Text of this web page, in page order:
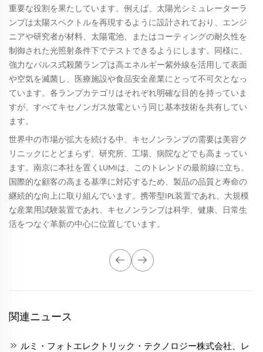
重要な役割を果たしています。例えば、太陽光シミュレーターラ
ンプは太陽スペクトルを再現するように設計されており、エンジ
ニアや研究者が材料、太陽電池、またはコーティングの耐久性を
制御された光照射条件下でテストできるようにします。同様に、
強力なパルス式殺菌ランプは高エネルギー紫外線を活用して表面
や空気を滅菌し、医療施設や食品安全産業にとって不可欠となっ
ています。各ランプカテゴリはそれぞれ明確な目的を持っていま
すが、すべてキセノンガス放電という同じ基本技術を共有してい
ます。
世界中の市場が拡大を続ける中、キセノンランプの需要は美容ク
リニックにとどまらず、研究所、工場、病院などでも高まってい
ます。南京に本社を置くLUMIは、このトレンドの最前線に立ち、
国際的な顧客の高まる基準に対応するため、製品の品質と寿命の
継続的な向上に取り組んでいます。携帯型IPL装置であれ、大規模
な産業用試験装置であれ、キセノンランプは科学、健康、日常生
活をつなぐ革新の中心に位置しています。
関連ニュース
ルミ・フォトエレクトリック・テクノロジー株式会社、レ